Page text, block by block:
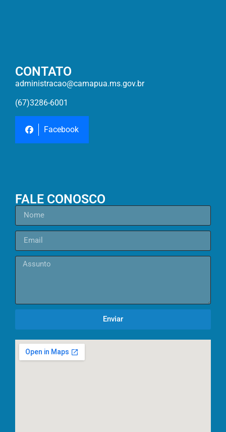
CONTATO
administracao@camapua.ms.gov.br
(67)3286-6001
Facebook
FALE CONOSCO
Enviar